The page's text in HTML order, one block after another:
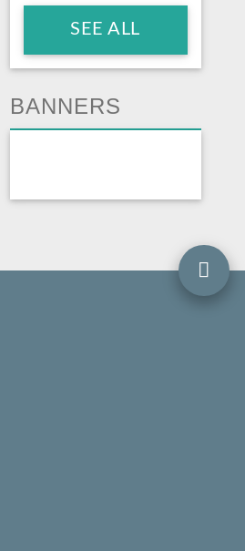
SEE ALL
BANNERS